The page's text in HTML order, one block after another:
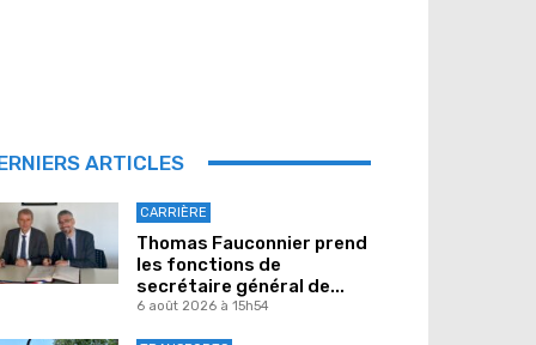
ARTICLES
CARRIÈRE
Thomas Fauconnier prend
les fonctions de
secrétaire général de...
6 août 2026 à 15h54